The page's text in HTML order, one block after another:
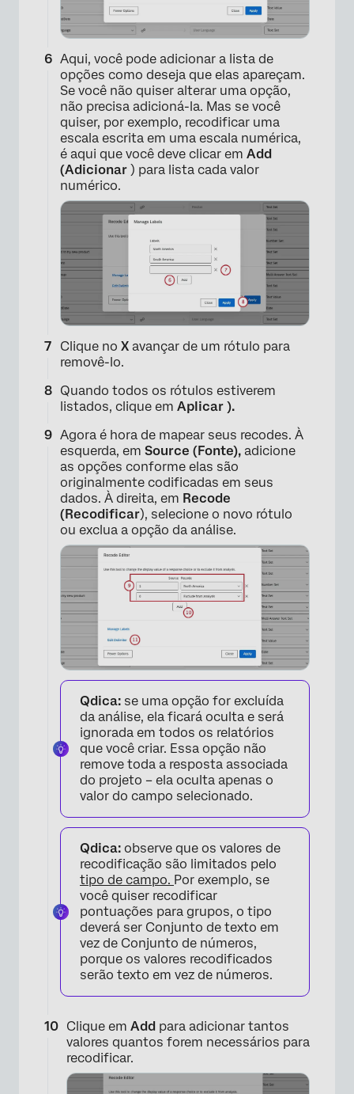
×
×
×
×
Aqui, você pode adicionar a lista de
opções como deseja que elas apareçam.
Se você não quiser alterar uma opção,
não precisa adicioná-la. Mas se você
quiser, por exemplo, recodificar uma
escala escrita em uma escala numérica,
é aqui que você deve clicar em Add
(Adicionar ) para lista cada valor
numérico.
Clique no X avançar de um rótulo para
removê-lo.
Quando todos os rótulos estiverem
listados, clique em Aplicar ).
Agora é hora de mapear seus recodes. À
esquerda, em Source (Fonte), adicione
as opções conforme elas são
originalmente codificadas em seus
dados. À direita, em Recode
(Recodificar), selecione o novo rótulo
ou exclua a opção da análise.
Qdica: se uma opção for excluída
da análise, ela ficará oculta e será
ignorada em todos os relatórios
que você criar. Essa opção não
remove toda a resposta associada
do projeto – ela oculta apenas o
valor do campo selecionado.
Qdica: observe que os valores de
recodificação são limitados pelo
tipo de campo. Por exemplo, se
você quiser recodificar
pontuações para grupos, o tipo
deverá ser Conjunto de texto em
vez de Conjunto de números,
porque os valores recodificados
serão texto em vez de números.
Clique em Add para adicionar tantos
valores quantos forem necessários para
recodificar.